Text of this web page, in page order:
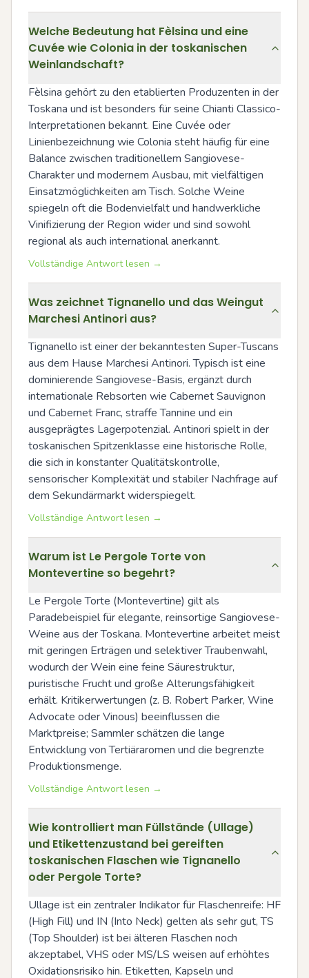
Welche Bedeutung hat Fèlsina und eine
Cuvée wie Colonia in der toskanischen
Weinlandschaft?
Fèlsina gehört zu den etablierten Produzenten in der
Toskana und ist besonders für seine Chianti Classico-
Interpretationen bekannt. Eine Cuvée oder
Linienbezeichnung wie Colonia steht häufig für eine
Balance zwischen traditionellem Sangiovese-
Charakter und modernem Ausbau, mit vielfältigen
Einsatzmöglichkeiten am Tisch. Solche Weine
spiegeln oft die Bodenvielfalt und handwerkliche
Vinifizierung der Region wider und sind sowohl
regional als auch international anerkannt.
Vollständige Antwort lesen →
Was zeichnet Tignanello und das Weingut
Marchesi Antinori aus?
Tignanello ist einer der bekanntesten Super-Tuscans
aus dem Hause Marchesi Antinori. Typisch ist eine
dominierende Sangiovese-Basis, ergänzt durch
internationale Rebsorten wie Cabernet Sauvignon
und Cabernet Franc, straffe Tannine und ein
ausgeprägtes Lagerpotenzial. Antinori spielt in der
toskanischen Spitzenklasse eine historische Rolle,
die sich in konstanter Qualitätskontrolle,
sensorischer Komplexität und stabiler Nachfrage auf
dem Sekundärmarkt widerspiegelt.
Vollständige Antwort lesen →
Warum ist Le Pergole Torte von
Montevertine so begehrt?
Le Pergole Torte (Montevertine) gilt als
Paradebeispiel für elegante, reinsortige Sangiovese-
Weine aus der Toskana. Montevertine arbeitet meist
mit geringen Erträgen und selektiver Traubenwahl,
wodurch der Wein eine feine Säurestruktur,
puristische Frucht und große Alterungsfähigkeit
erhält. Kritikerwertungen (z. B. Robert Parker, Wine
Advocate oder Vinous) beeinflussen die
Marktpreise; Sammler schätzen die lange
Entwicklung von Tertiäraromen und die begrenzte
Produktionsmenge.
Vollständige Antwort lesen →
Wie kontrolliert man Füllstände (Ullage)
und Etikettenzustand bei gereiften
toskanischen Flaschen wie Tignanello
oder Pergole Torte?
Ullage ist ein zentraler Indikator für Flaschenreife: HF
(High Fill) und IN (Into Neck) gelten als sehr gut, TS
(Top Shoulder) ist bei älteren Flaschen noch
akzeptabel, VHS oder MS/LS weisen auf erhöhtes
Oxidationsrisiko hin. Etiketten, Kapseln und